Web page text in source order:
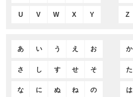
U V W X Y Z
あ い う え お か
さ し す せ そ た
な に ぬ ね の は